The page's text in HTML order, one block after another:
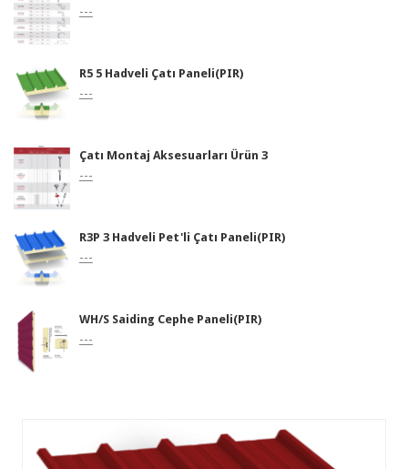
---
R5 5 Hadveli Çatı Paneli(PIR)
---
Çatı Montaj Aksesuarları Ürün 3
---
R3P 3 Hadveli Pet'li Çatı Paneli(PIR)
---
WH/S Saiding Cephe Paneli(PIR)
---